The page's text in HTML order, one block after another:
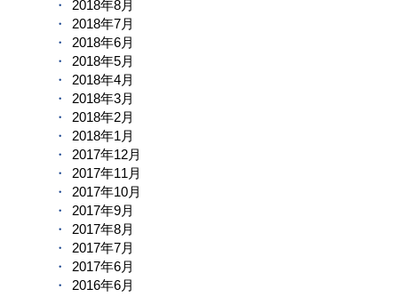
2018年8月
2018年7月
2018年6月
2018年5月
2018年4月
2018年3月
2018年2月
2018年1月
2017年12月
2017年11月
2017年10月
2017年9月
2017年8月
2017年7月
2017年6月
2016年6月